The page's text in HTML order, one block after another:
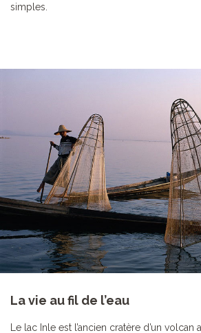
simples.
La vie au fil de l’eau
Le lac Inle est l’ancien cratère d’un volcan